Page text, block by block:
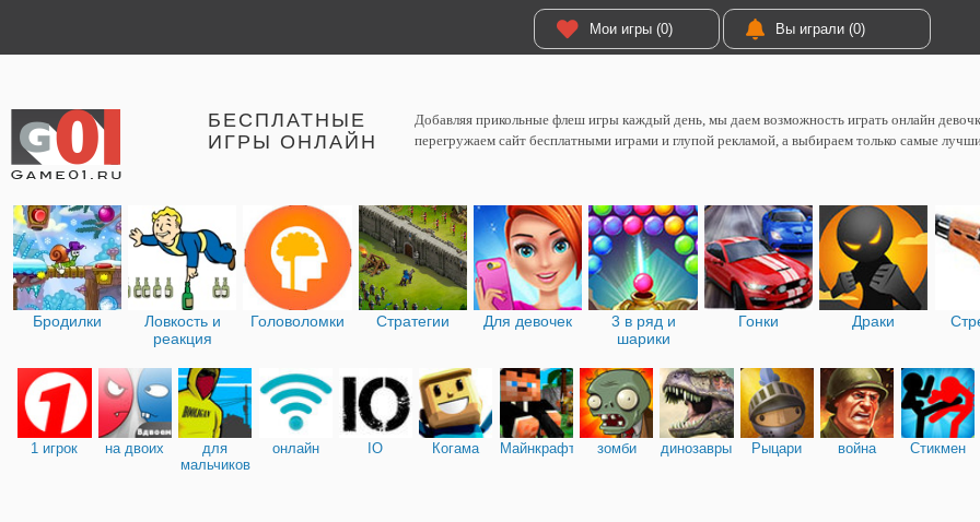
Мои игры (0) Вы играли (0)
БЕСПЛАТНЫЕ
ИГРЫ ОНЛАЙН
Добавляя прикольные флеш игры каждый день, мы даем возможность играть онлайн
перегружаем сайт бесплатными играми и глупой рекламой, а выбираем только самые
Бродилки
Ловкость и
реакция
Головоломки Стратегии Для девочек
3 в ряд и
шарики
Гонки Драки
1 игрок на двоих
для
мальчиков
онлайн IO Когама Майнкрафт зомби динозавры Рыцари война Стикмен